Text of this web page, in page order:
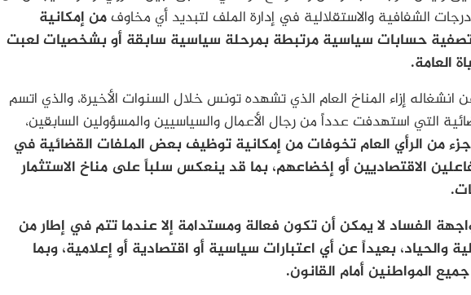
الشفافية والاستقلالية في إدارة الملف لتبديد أي مخاوفمن إمكانية
حسابات سياسية مرتبطة بمرحلة سياسية سابقة أو بشخصيات لعبت
العامة.
إزاء المناخ العام الذي تشهده تونس خلال السنوات الأخيرة، والذي اتسم
التي استهدفت عدداً من رجال الأعمال والسياسيين والمسؤولين السابقين،
من الرأي العام تخوفات من إمكانية توظيف بعض الملفات القضائية في
الاقتصاديين أو إخضاعهم، بما قد ينعكس سلباً على مناخ الاستثمار
الفساد لا يمكن أن تكون فعالة ومستدامة إلا عندما تتم في إطار من
والحياد، بعيداً عن أي اعتبارات سياسية أو اقتصادية أو إعلامية، وبما
المواطنين أمام القانون.